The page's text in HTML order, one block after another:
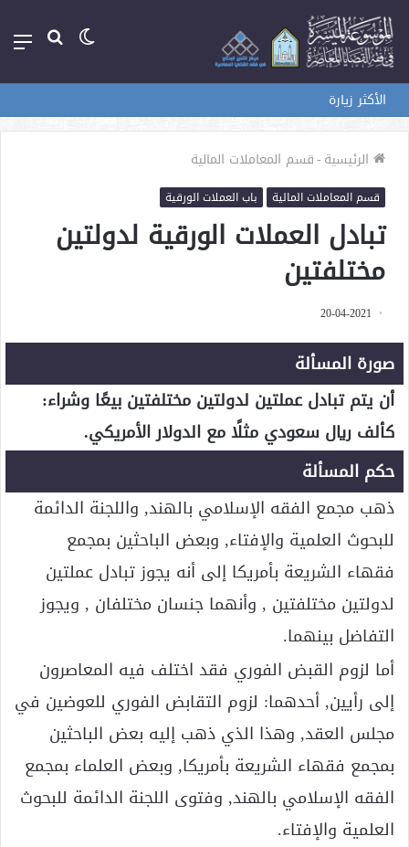
بحث الوضع
الأكثر زيارة
الرئيسية-قسم المعاملات المالية
قسم المعاملات المالية باب العملات الورقية
تبادل العملات الورقية لدولتين
مختلفتين
20-04-2021
صورة المسألة
أن يتم تبادل عملتين لدولتين مختلفتين بيعًا وشراء:
كألف ريال سعودي مثلًا مع الدولار الأمريكي.
حكم المسألة
ذهب مجمع الفقه الإسلامي بالهند, واللجنة الدائمة
للبحوث العلمية والإفتاء, وبعض الباحثين بمجمع
فقهاء الشريعة بأمريكا إلى أنه يجوز تبادل عملتين
لدولتين مختلفتين , وأنهما جنسان مختلفان , ويجوز
التفاضل بينهما.
أما لزوم القبض الفوري فقد اختلف فيه المعاصرون
إلى رأيين, أحدهما: لزوم التقابض الفوري للعوضين في
مجلس العقد, وهذا الذي ذهب إليه بعض الباحثين
بمجمع فقهاء الشريعة بأمريكا, وبعض العلماء بمجمع
الفقه الإسلامي بالهند, وفتوى اللجنة الدائمة للبحوث
العلمية والإفتاء.